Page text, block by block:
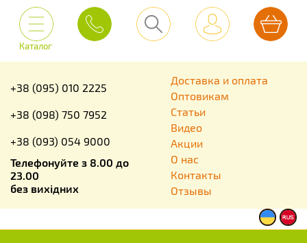
Каталог
+38 (095) 010 2225
+38 (098) 750 7952
+38 (093) 054 9000
Телефонуйте з 8.00 до
23.00
без вихідних
Доставка и оплата
Оптовикам
Статьи
Видео
Акции
О нас
Контакты
Отзывы